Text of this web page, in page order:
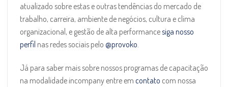
atualizado sobre estas e outras tendências do mercado de
trabalho, carreira, ambiente de negócios, cultura e clima
organizacional, e gestão de alta performancesiga nosso
perfil nas redes sociais pelo @provoko
Já para saber mais sobre nossos programas de capacitação
na modalidade incompany entre em contato com nossa